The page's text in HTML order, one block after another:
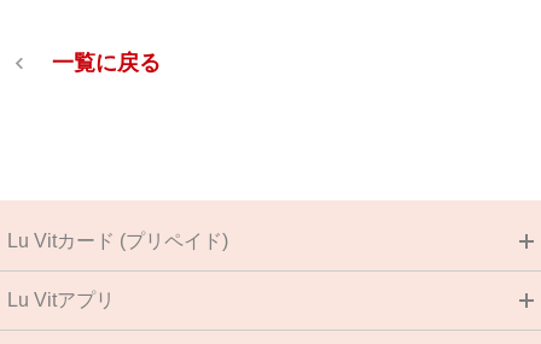
一覧に戻る
Lu Vitカード (プリペイド)
Lu Vitアプリ